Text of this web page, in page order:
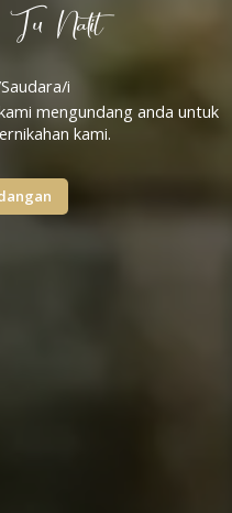
Natil
i
mengundang anda untuk
kami.